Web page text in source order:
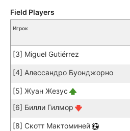
Игрок
[3] Miguel Gutiérrez
[4] Алессандро Буонджорно
[5] Жуан Жезус
[6] Билли Гилмор
[8] Скотт Мактоминей
Field Players